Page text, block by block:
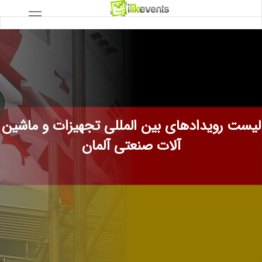
لیست رویدادهای بین المللی تجهیزات و ماشین
آلات صنعتی آلمان